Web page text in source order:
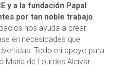
y a la fundación Papal
por tan noble trabajo.
nos ayuda a crear
en necesidades que
Todo mi apoyo para
María de Lourdes Alcívar.